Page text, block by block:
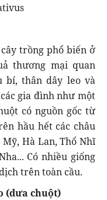
trồng phổ biến ở
thương mại quan
bí, thân dây leo và
gia đình như một
có nguồn gốc từ
hầu hết các châu
Hà Lan, Thổ Nhĩ
Có nhiều giống
trên toàn cầu.
(dưa chuột)